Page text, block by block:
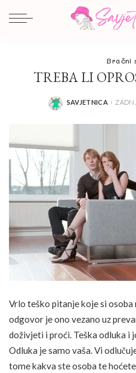
Bračni
TREBA LI
POSTED
SAVJETNICA
Vrlo teško pitanje koje si
odgovor je ono vezano uz
doživjeti i proći. Teška odluka i
Odluka je samo vaša. Vi
tome kakva ste osoba te